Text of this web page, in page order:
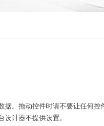
据。拖动控件时请不要让任何控
计器不提供设置。